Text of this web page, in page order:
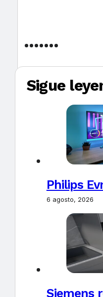
Sigue
Philips
6 agosto, 2026
Siemens